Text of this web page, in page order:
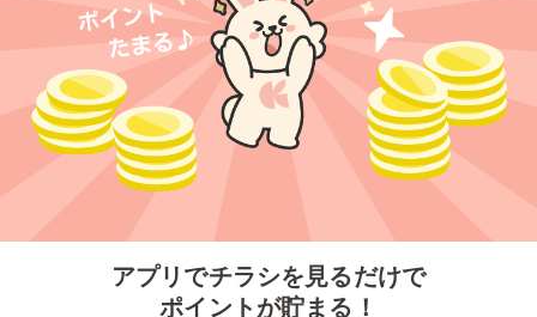
アプリでチラシを見るだけで
ポイントが貯まる！